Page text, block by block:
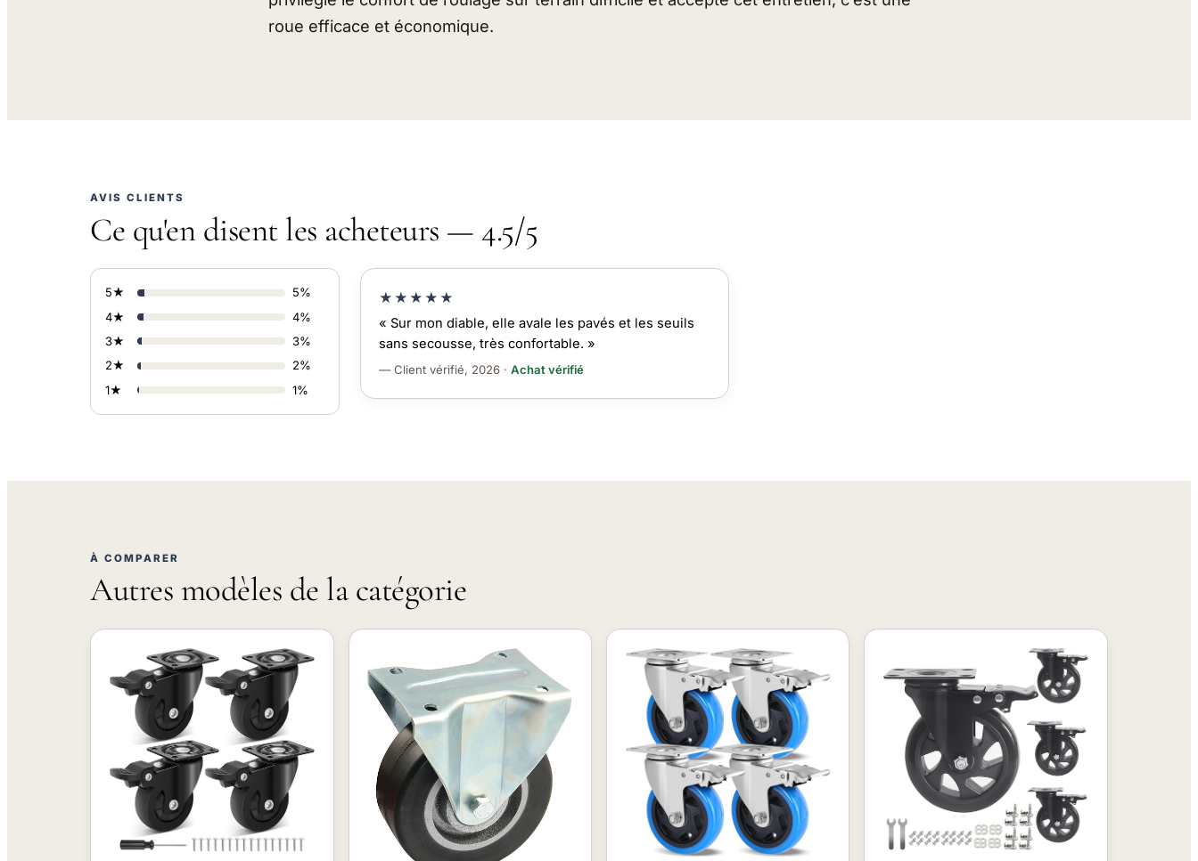
roue efficace et économique.
AVIS CLIENTS
Ce qu'en disent les acheteurs — 4.5/5
5★
5%
4★
4%
3★
3%
2★
2%
1★
1%
★★★★★
« Sur mon diable, elle avale les pavés et les seuils
sans secousse, très confortable. »
— Client vérifié, 2026 ·Achat vérifié
À COMPARER
Autres modèles de la catégorie